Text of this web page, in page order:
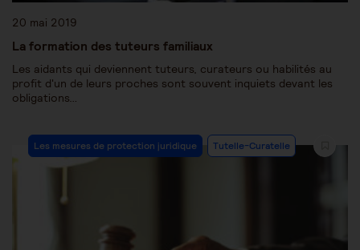
20 mai 2019
La formation des tuteurs familiaux
Les aidants qui deviennent tuteurs, curateurs ou habilités au
profit d'un de leurs proches sont souvent inquiets devant les
obligations…
Les mesures de protection juridique Tutelle-Curatelle